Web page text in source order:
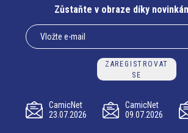
Zůstaňte v obraze díky
ZAREGISTROVAT
SE
CamicNet
23.07.2026
CamicNet
09.07.2026